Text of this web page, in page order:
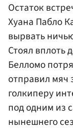
Остаток
Хуана Пабло
вырвать
Стоял вплоть
Белломо
отправил мяч
голкиперу
под одним из
нынешнего